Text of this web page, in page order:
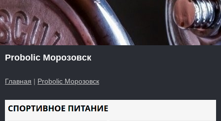
Probolic Морозовск
Главная | Probolic Морозовск